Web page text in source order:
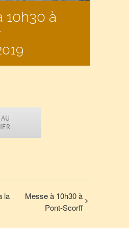
10h30 à
la
Messe à 10h30 à
Pont-Scorff